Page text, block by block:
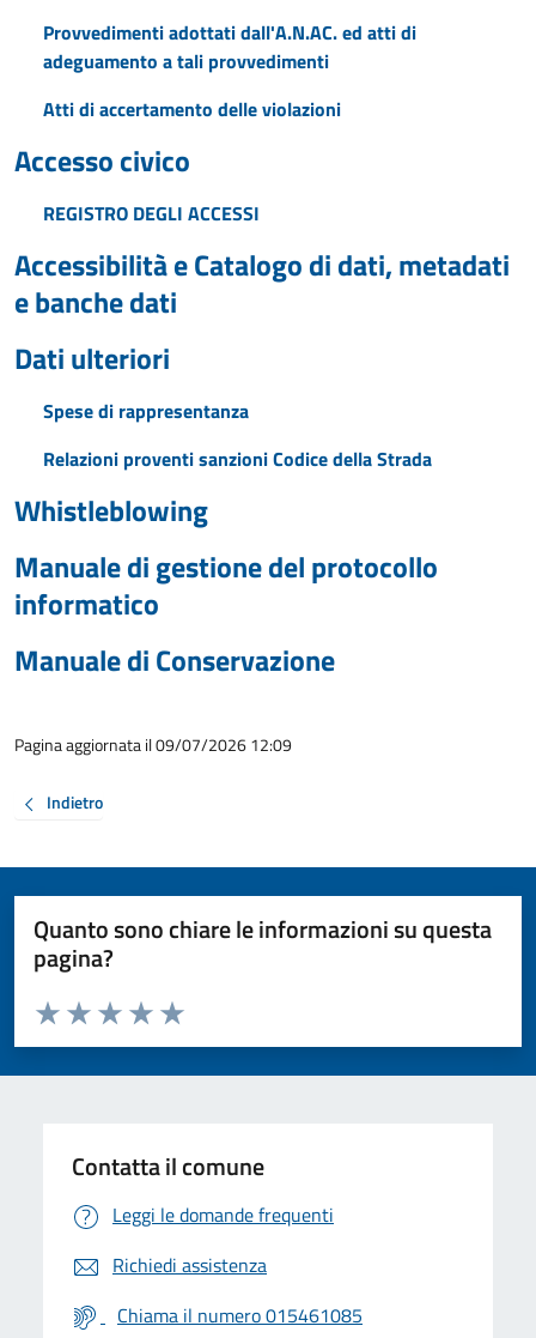
Provvedimenti adottati dall'A.N.AC. ed atti di
adeguamento a tali provvedimenti
Atti di accertamento delle violazioni
Accesso civico
REGISTRO DEGLI ACCESSI
Accessibilità e Catalogo di dati, metadati
e banche dati
Dati ulteriori
Spese di rappresentanza
Relazioni proventi sanzioni Codice della Strada
Whistleblowing
Manuale di gestione del protocollo
informatico
Manuale di Conservazione
Pagina aggiornata il 09/07/2026 12:09
Indietro
Quanto sono chiare le informazioni su questa
pagina?
Valuta da 1 a 5 stelle la pagina
Valuta 5 stelle su 5
Valuta 4 stelle su 5
Valuta 3 stelle su 5
Valuta 2 stelle su 5
Valuta 1 stelle su 5
Contatta il comune
Leggi le domande frequenti
Richiedi assistenza
Chiama il numero 015461085